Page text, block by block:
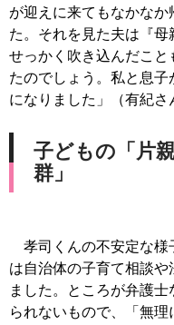
が迎えに来てもなかなか
た。それを見た夫は『母
せっかく吹き込んだこと
たのでしょう。私と息子
になりました」（有紀さ
子どもの「片
群」
孝司くんの不安定な様
は自治体の子育て相談や
ました。ところが弁護
られないもので、「無